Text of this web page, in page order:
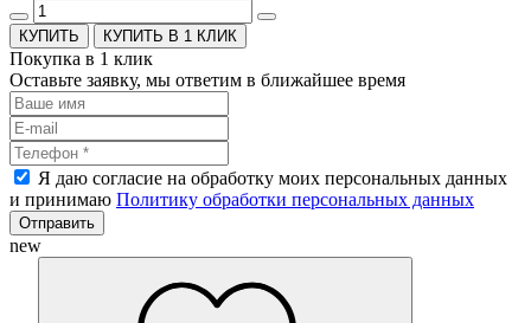
КУПИТЬ В 1 КЛИК
Покупка в 1 клик
Оставьте заявку, мы ответим в ближайшее время
Я даю согласие на обработку моих персональных данных
и принимаю Политику обработки персональных данных
Отправить
new